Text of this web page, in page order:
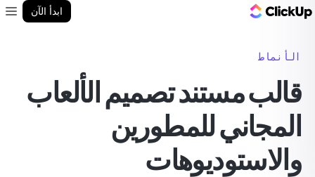
ابدأ الآن
الأنماط
قالب مستند تصميم الألعاب
المجاني للمطورين
والاستوديوهات